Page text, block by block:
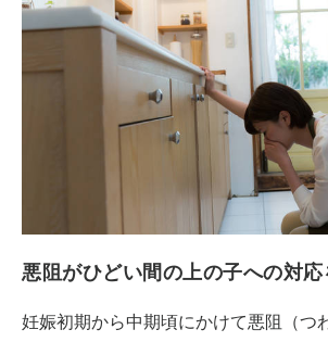
悪阻がひどい間の上の子への対応
妊娠初期から中期頃にかけて悪阻（つ